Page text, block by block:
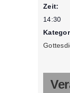
Zeit:
14:30